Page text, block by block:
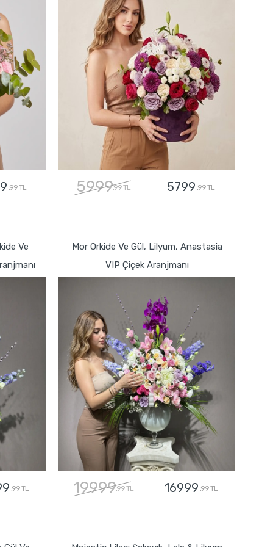
,99 TL 5999,99 TL 5799 ,99 TL
Ve
,99 TL
Mor Orkide Ve Gül, Lilyum, Anastasia
VIP Çiçek Aranjmanı
19999,99 TL 16999 ,99 TL